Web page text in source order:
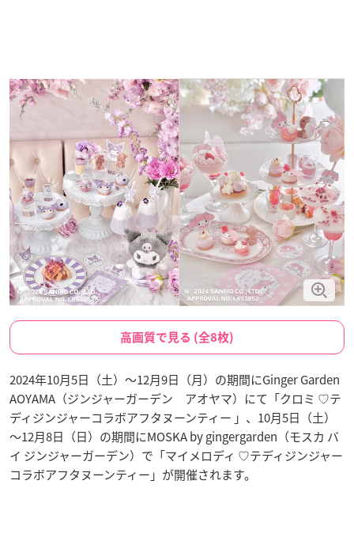
高画質で見る (全8枚)
2024年10月5日（土）～12月9日（月）の期間にGinger Garden
AOYAMA（ジンジャーガーデン アオヤマ）にて「クロミ ♡テ
ディジンジャーコラボアフタヌーンティー 」、10月5日（土）
～12月8日（日）の期間にMOSKA by gingergarden（モスカ バ
イ ジンジャーガーデン）で「マイメロディ ♡テディジンジャー
コラボアフタヌーンティー」が開催されます。